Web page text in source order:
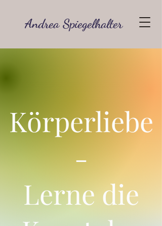
Andrea Spiegelhalter
Körperliebe
-
Lerne die